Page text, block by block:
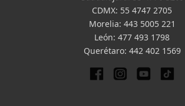
CDMX: 55 4747 2705
Morelia: 443 5005 221
León: 477 493 1798
Querétaro: 442 402 1569